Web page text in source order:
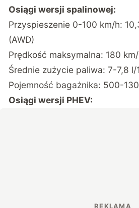
Osiągi wersji spalinowej:
Przyspieszenie 0-100 km/h:
(AWD)
Prędkość maksymalna: 180
Średnie zużycie paliwa: 7-7,8 l/
Pojemność bagażnika: 500-
Osiągi wersji PHEV: